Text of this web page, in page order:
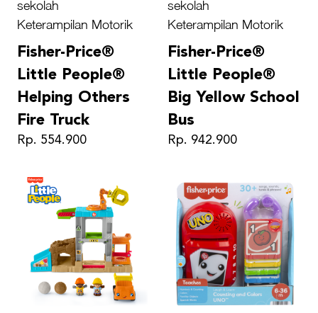
sekolah
Keterampilan Motorik
Fisher-Price®
Little People®
Helping Others
Fire Truck
Rp. 554.900
sekolah
Keterampilan Motorik
Fisher-Price®
Little People®
Big Yellow School
Bus
Rp. 942.900